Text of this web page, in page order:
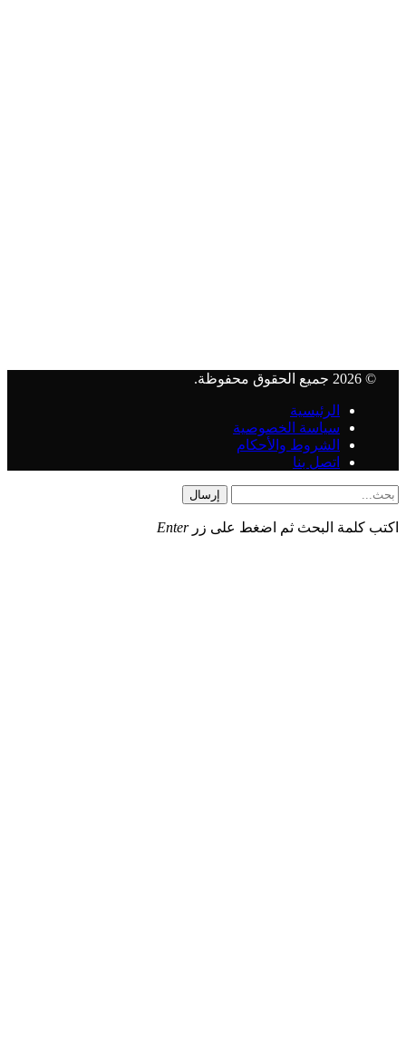
© 2026 جميع الحقوق محفوظة.
الرئيسية
سياسة الخصوصية
الشروط والأحكام
اتصل بنا
إرسال
اكتب كلمة البحث ثم اضغط على زر Enter